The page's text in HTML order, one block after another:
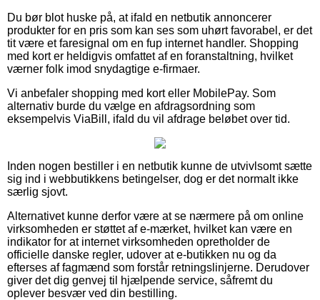
Du bør blot huske på, at ifald en netbutik annoncerer
produkter for en pris som kan ses som uhørt favorabel, er det
tit være et faresignal om en fup internet handler. Shopping
med kort er heldigvis omfattet af en foranstaltning, hvilket
værner folk imod snydagtige e-firmaer.
Vi anbefaler shopping med kort eller MobilePay. Som
alternativ burde du vælge en afdragsordning som
eksempelvis ViaBill, ifald du vil afdrage beløbet over tid.
Inden nogen bestiller i en netbutik kunne de utvivlsomt sætte
sig ind i webbutikkens betingelser, dog er det normalt ikke
særlig sjovt.
Alternativet kunne derfor være at se nærmere på om online
virksomheden er støttet af e-mærket, hvilket kan være en
indikator for at internet virksomheden opretholder de
officielle danske regler, udover at e-butikken nu og da
efterses af fagmænd som forstår retningslinjerne. Derudover
giver det dig genvej til hjælpende service, såfremt du
oplever besvær ved din bestilling.